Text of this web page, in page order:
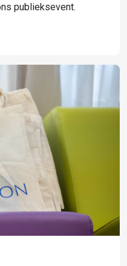
publieksevent.
: